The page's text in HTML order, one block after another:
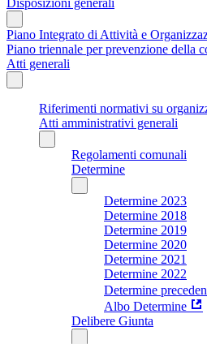
Piano Integrato di Attività e
Piano triennale per prevenzione della
Atti generali
Riferimenti normativi su
Atti amministrativi generali
Regolamenti comunali
Determine
Determine 2023
Determine 2018
Determine 2019
Determine 2020
Determine 2021
Determine 2022
Determine
Albo Determine
Delibere Giunta